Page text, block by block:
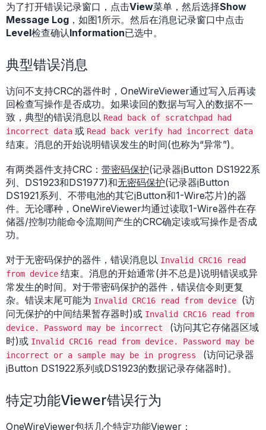
为了打开错误记录窗口，点击View菜单，然后选择Show
Message Log ，如图1所示。然后在消息记录窗口中点击
Level检查确认Information已选中。
典型错误消息
访问不支持CRC的器件时，OneWireViewer通过写入后再读
回检查写操作是否成功。如果读回的数据与写入的数据不一
致，典型的错误消息以 Read back of scratchpad had
incorrect data 或 Read back verify had incorrect data
结束。消息的开始说明错误发生的时间(也称为“异常”)。
有两类器件支持CRC： 带密码保护(记录器iButton DS1922系
列、DS1923和DS1977)和无密码保护(记录器iButton
DS1921系列、不带电池的其它iButton和1-Wire芯片)的器
件。无论哪种，OneWireViewer均通过读取1-Wire器件在存
储器/控制功能命令流期间产生的CRC确定读或写操作是否成
功。
对于无密码保护的器件，错误消息以 Invalid CRC16 read
from device 结束。消息的开始通常(并不总是)说明错误或异
常发生的时间。对于带密码保护的器件，错误信令则更复
杂。错误末尾可能为 Invalid CRC16 read from device
(访
问无保护的中间结果暂存器时)或 Invalid CRC16 read from
device. Password may be incorrect
(访问其它存储器区域
时)或 Invalid CRC16 read from device. Password may be
incorrect or a sample may be in progress
(访问记录器
iButton DS1922系列或DS1923的数据记录存储器时)。
特定功能Viewer错误行为
OneWireViewer包括几个特定功能Viewer：